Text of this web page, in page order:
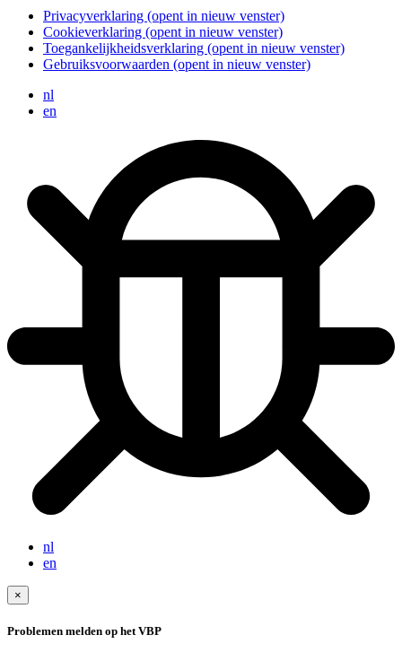
Privacyverklaring (opent in nieuw venster)
Cookieverklaring (opent in nieuw venster)
Toegankelijkheidsverklaring (opent in nieuw venster)
Gebruiksvoorwaarden (opent in nieuw venster)
nl
en
nl
en
×
Problemen melden op het VBP